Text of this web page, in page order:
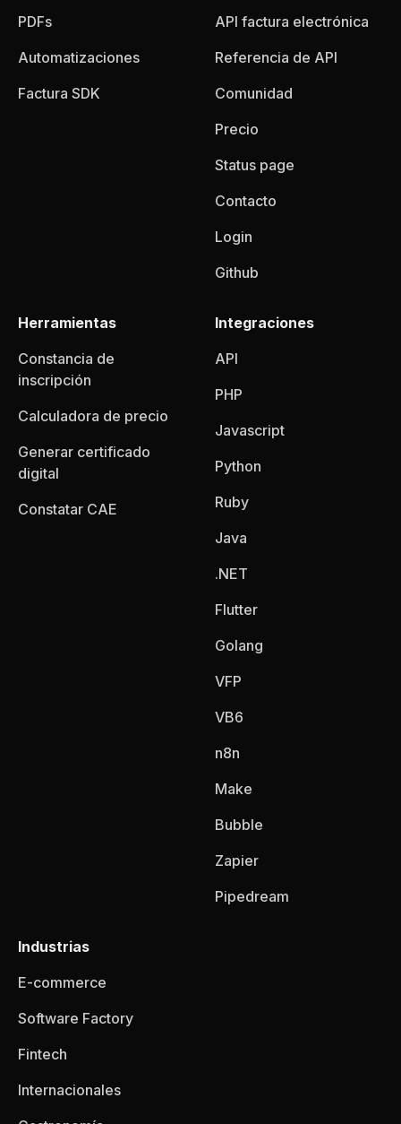
PDFs
Automatizaciones
Factura SDK
API factura electrónica
Referencia de API
Comunidad
Precio
Status page
Contacto
Login
Github
Herramientas
Constancia de
inscripción
Calculadora de precio
Generar certificado
digital
Constatar CAE
Integraciones
API
PHP
Javascript
Python
Ruby
Java
.NET
Flutter
Golang
VFP
VB6
n8n
Make
Bubble
Zapier
Pipedream
Industrias
E-commerce
Software Factory
Fintech
Internacionales